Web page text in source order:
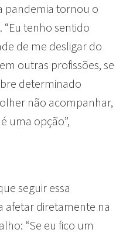
pandemia tornou o
tenho sentido
de me desligar do
outras profissões, se
determinado
não acompanhar,
uma opção”,
seguir essa
afetar diretamente na
“Se eu fico um